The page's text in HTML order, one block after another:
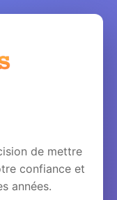
de mettre
confiance et
années.